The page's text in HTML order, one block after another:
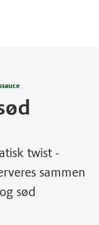
twist -
sammen
sød